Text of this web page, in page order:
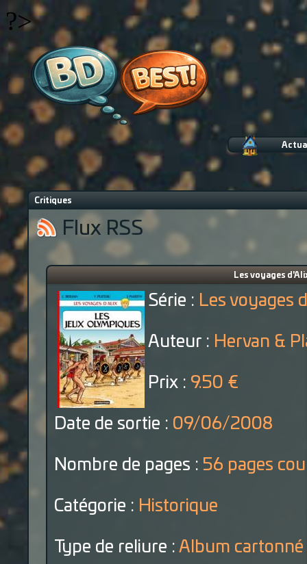
?>
Critiques
Flux RSS
Les voyages
Série : Les voyages
Auteur : Hervan &
Prix : 9.50 €
Date de sortie : 09/06/2008
Nombre de pages : 56 pages
Catégorie : Historique
Type de reliure : Album cartonné